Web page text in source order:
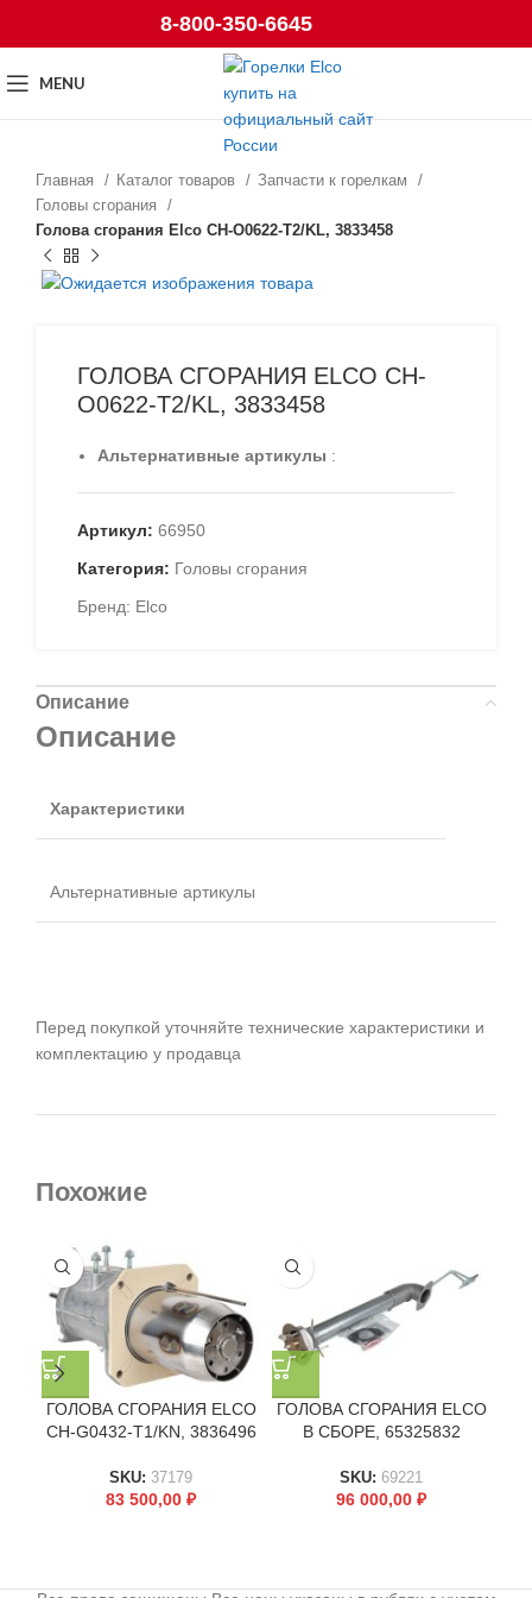
8-800-350-6645
MENU
Главная Каталог товаров
Запчасти к горелкам
Головы сгорания
Голова сгорания Elco CH-O0622-T2/KL, 3833458
ГОЛОВА СГОРАНИЯ ELCO CH-
O0622-T2/KL, 3833458
Альтернативные артикулы :
Артикул: 66950
Категория: Головы сгорания
Бренд: Elco
Описание
Описание
Характеристики
Альтернативные артикулы
Перед покупкой уточняйте технические характеристики и
комплектацию у продавца
Похожие
ГОЛОВА СГОРАНИЯ ELCO
CH-G0432-T1/KN, 3836496
SKU: 37179
83 500,00 ₽
ГОЛОВА СГОРАНИЯ ELCO
В СБОРЕ, 65325832
SKU: 69221
96 000,00 ₽